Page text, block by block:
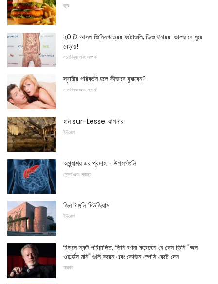
জুত
২0 টি আসল জিনিসপত্রের ফটোগুলি, ডিজাইনাররা ভালভাবে ঘুরে
বেড়ায়!
মনোবিদ্যা এবং সম্পর্ক
স্বামীর পরিবর্তন হলে কীভাবে বুঝবেন?
মনোবিদ্যা এবং সম্পর্ক
হান sur-Lesse আপনার
ইউরোপ
অগ্ন্যাশয় এর প্রদাহ - উপসর্গগুলি
সৌন্দর্য এবং স্বাস্থ্য
জিন টাঙ্গলি মিউজিয়াম
ইউরোপ
রিডলে স্কট পরিচালিত, তিনি বর্ণনা করেছেন যে কেন তিনি "অল
ওয়ার্ল্ডস মনি" গুলি করেন এবং কেভিন স্পেসি কেটে দেন
তারকা